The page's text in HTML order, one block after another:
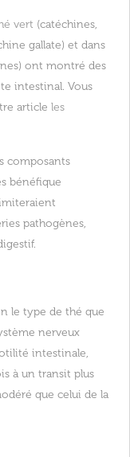
vert (catéchines,
gallate) et dans
ont montré des
intestinal. Vous
article les
composants
bénéfique
pathogènes,
le type de thé que
nerveux
intestinale,
à un transit plus
que celui de la